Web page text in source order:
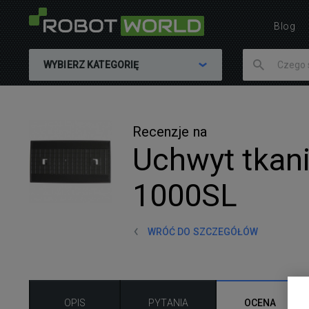
WYBIERZ KATEGORIĘ
Recenzje na
Uchwyt
1000SL
WRÓĆ DO SZCZEGÓŁÓW
OPIS PYTANIA OCENA
Blog